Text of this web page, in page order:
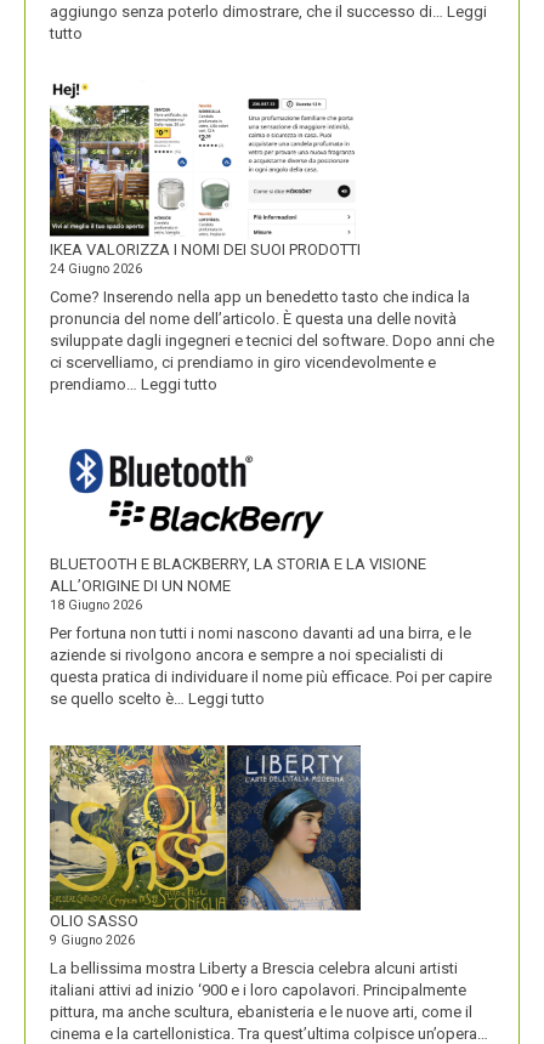
aggiungo senza poterlo dimostrare, che il successo di… Leggi
tutto
IKEA VALORIZZA I NOMI DEI SUOI PRODOTTI
24 Giugno 2026
Come? Inserendo nella app un benedetto tasto che indica la
pronuncia del nome dell’articolo. È questa una delle novità
sviluppate dagli ingegneri e tecnici del software. Dopo anni che
ci scervelliamo, ci prendiamo in giro vicendevolmente e
prendiamo… Leggi tutto
NOMI
DEI
SUOI
PRODOTTI
BLUETOOTH E BLACKBERRY, LA STORIA E LA VISIONE
ALL’ORIGINE DI UN NOME
18 Giugno 2026
Per fortuna non tutti i nomi nascono davanti ad una birra, e le
aziende si rivolgono ancora e sempre a noi specialisti di
questa pratica di individuare il nome più efficace. Poi per capire
se quello scelto è… Leggi tutto
BLACKBERRY,
LA
STORIA
E
LA
VISIONE
ALL’ORIGINE
DI
NOME
OLIO SASSO
9 Giugno 2026
La bellissima mostra Liberty a Brescia celebra alcuni artisti
italiani attivi ad inizio ‘900 e i loro capolavori. Principalmente
pittura, ma anche scultura, ebanisteria e le nuove arti, come il
cinema e la cartellonistica. Tra quest’ultima colpisce un’opera…